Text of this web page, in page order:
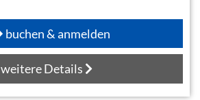
buchen & anmelden
weitere Details